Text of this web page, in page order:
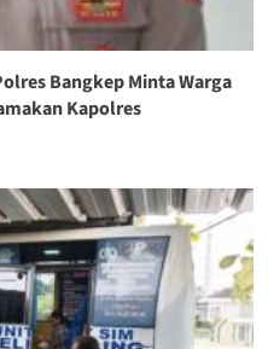
Bangkep Minta Warga
Kapolres